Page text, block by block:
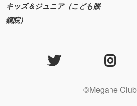
キッズ＆ジュニア（こども眼
鏡院）
©Megane Club